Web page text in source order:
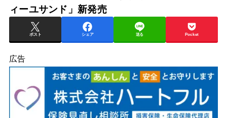
ィーユサンド」新発売
ポスト シェア 送る Pocket
広告